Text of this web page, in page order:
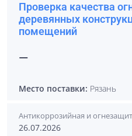
Проверка качества
деревянных
помещений
—
Место поставки: Рязань
Антикоррозийная и
26.07.2026